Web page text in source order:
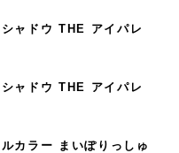
ャドウ THE アイパレ
ャドウ THE アイパレ
カラー まいぽりっしゅ